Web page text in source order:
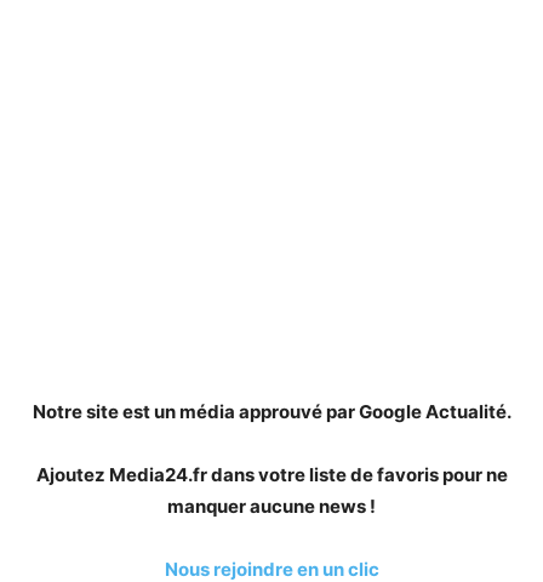
Notre site est un média approuvé par Google Actualité.
Ajoutez Media24.fr dans votre liste de favoris pour ne
manquer aucune news !
Nous rejoindre en un clic